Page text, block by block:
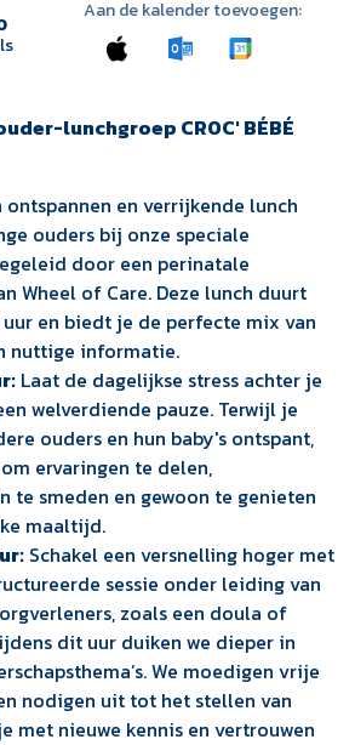
Aan de kalender toevoegen:
lunchgroep CROC' BÉBÉ
ontspannen en verrijkende lunch
ouders bij onze speciale
door een perinatale
Wheel of Care. Deze lunch duurt
en biedt je de perfecte mix van
nuttige informatie.
Laat de dagelijkse stress achter je
welverdiende pauze. Terwijl je
ouders en hun baby's ontspant,
ervaringen te delen,
te smeden en gewoon te genieten
maaltijd.
Schakel een versnelling hoger met
sessie onder leiding van
zoals een doula of
dit uur duiken we dieper in
We moedigen vrije
nodigen uit tot het stellen van
met nieuwe kennis en vertrouwen